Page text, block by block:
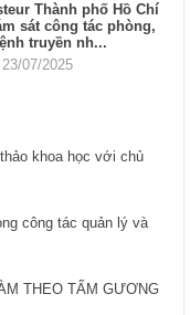
Thành phố Hồ Chí
sát công tác phòng,
truyền nh...
07/2025
khoa học với chủ
công tác quản lý và
THEO TẤM GƯƠNG